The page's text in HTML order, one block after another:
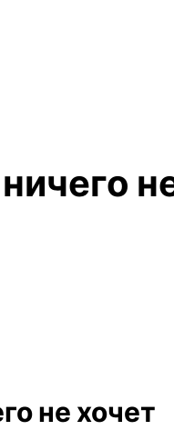
не хочет